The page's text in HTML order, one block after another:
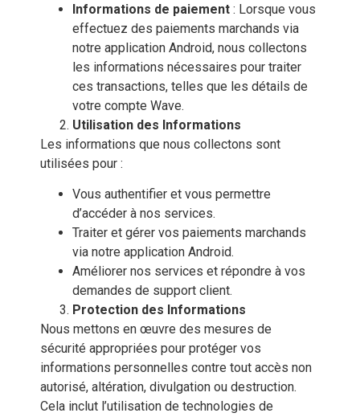
Informations de paiement : Lorsque vous
effectuez des paiements marchands via
notre application Android, nous collectons
les informations nécessaires pour traiter
ces transactions, telles que les détails de
votre compte Wave.
Utilisation des Informations
Les informations que nous collectons sont
utilisées pour :
Vous authentifier et vous permettre
d’accéder à nos services.
Traiter et gérer vos paiements marchands
via notre application Android.
Améliorer nos services et répondre à vos
demandes de support client.
Protection des Informations
Nous mettons en œuvre des mesures de
sécurité appropriées pour protéger vos
informations personnelles contre tout accès non
autorisé, altération, divulgation ou destruction.
Cela inclut l’utilisation de technologies de